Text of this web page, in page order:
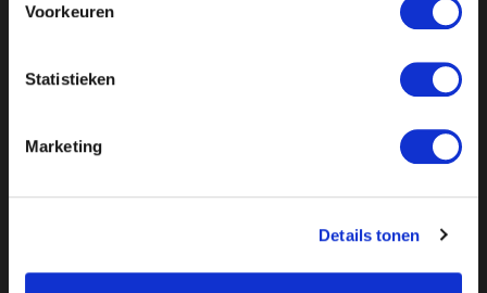
Voorkeuren
Statistieken
Marketing
Details tonen